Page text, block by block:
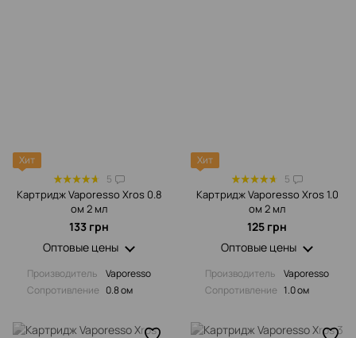
Хит
5
Картридж Vaporesso Xros 0.8
ом 2 мл
133 грн
Оптовые цены
Производитель
Vaporesso
Сопротивление‌ 0.8 ом
Хит
5
Картридж Vaporesso Xros 1.0
ом 2 мл
125 грн
Оптовые цены
Производитель
Vaporesso
Сопротивление‌ 1.0 ом